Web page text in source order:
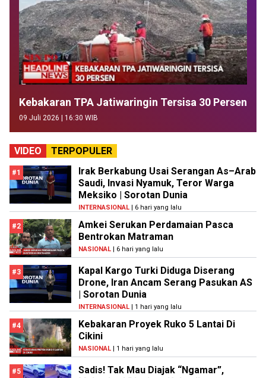
Kebakaran TPA Jatiwaringin Tersisa 30 Persen
09 Juli 2026 | 16:30 WIB
VIDEO TERPOPULER
#1
Irak Berkabung Usai Serangan As–Arab
Saudi, Invasi Nyamuk, Teror Warga
Meksiko | Sorotan Dunia
INTERNASIONAL | 6 hari yang lalu
#2
Amkei Serukan Perdamaian Pasca
Bentrokan Matraman
NASIONAL | 6 hari yang lalu
#3
Kapal Kargo Turki Diduga Diserang
Drone, Iran Ancam Serang Pasukan AS
| Sorotan Dunia
INTERNASIONAL | 1 hari yang lalu
#4
Kebakaran Proyek Ruko 5 Lantai Di
Cikini
NASIONAL | 1 hari yang lalu
#5
Sadis! Tak Mau Diajak “Ngamar”,